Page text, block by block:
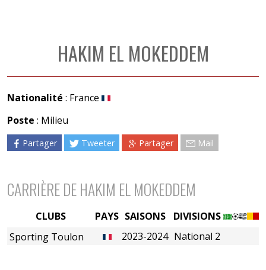
HAKIM EL MOKEDDEM
Nationalité : France
Poste : Milieu
Partager Tweeter Partager Mail
CARRIÈRE DE HAKIM EL MOKEDDEM
PAYS SAISONS
DIVISIONS
2023-2024 National 2
CLUBS
Sporting Toulon